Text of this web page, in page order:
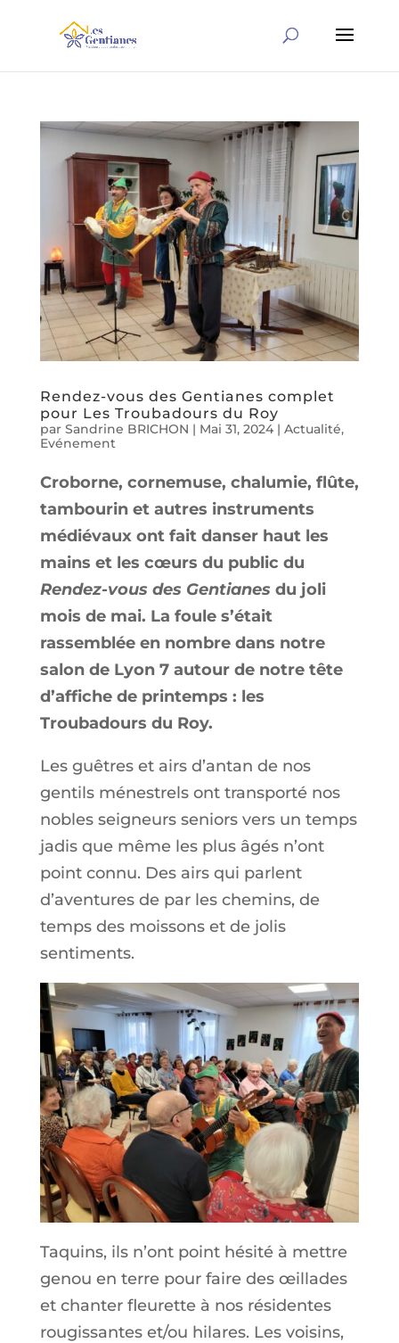
Rendez-vous des Gentianes complet
pour Les Troubadours du Roy
par Sandrine BRICHON | Mai 31, 2024| Actualité,
Evénement
Croborne, cornemuse, chalumie, flûte,
tambourin et autres instruments
médiévaux ont fait danser haut les
mains et les cœurs du public du
Rendez-vous des Gentianes du joli
mois de mai. La foule s’était
rassemblée en nombre dans notre
salon de Lyon 7 autour de notre tête
d’affiche de printemps : les
Troubadours du Roy.
Les guêtres et airs d’antan de nos
gentils ménestrels ont transporté nos
nobles seigneurs seniors vers un temps
jadis que même les plus âgés n’ont
point connu. Des airs qui parlent
d’aventures de par les chemins, de
temps des moissons et de jolis
sentiments.
Taquins, ils n’ont point hésité à mettre
genou en terre pour faire des œillades
et chanter fleurette à nos résidentes
rougissantes et/ou hilares. Les voisins,